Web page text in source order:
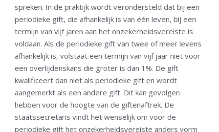
spreken. In de praktijk wordt verondersteld dat bij een
periodieke gift, die afhankelijk is van één leven, bij een
termijn van vijf jaren aan het onzekerheidsvereiste is
voldaan. Als de periodieke gift van twee of meer levens
afhankelijk is, volstaat een termijn van vijf jaar niet voor
een overlijdenskans die groter is dan 1%. De gift
kwalificeert dan niet als periodieke gift en wordt
aangemerkt als een andere gift. Dit kan gevolgen
hebben voor de hoogte van de giftenaftrek. De
staatssecretaris vindt het wenselijk om voor de
periodieke gift het onzekerheidsvereiste anders vorm